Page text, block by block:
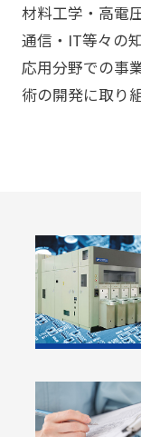
材料工学・高電
通信・IT等々の
応用分野での事
術の開発に取り